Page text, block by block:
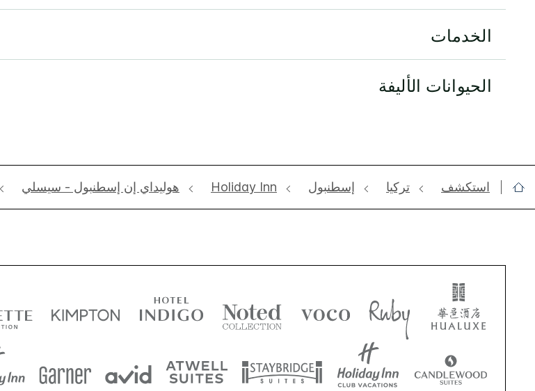
الخدمات
الحيوانات الأليفة
استكشف تركيا إسطنبول Holiday Inn هوليداي إن إسطنبول - سيسلي